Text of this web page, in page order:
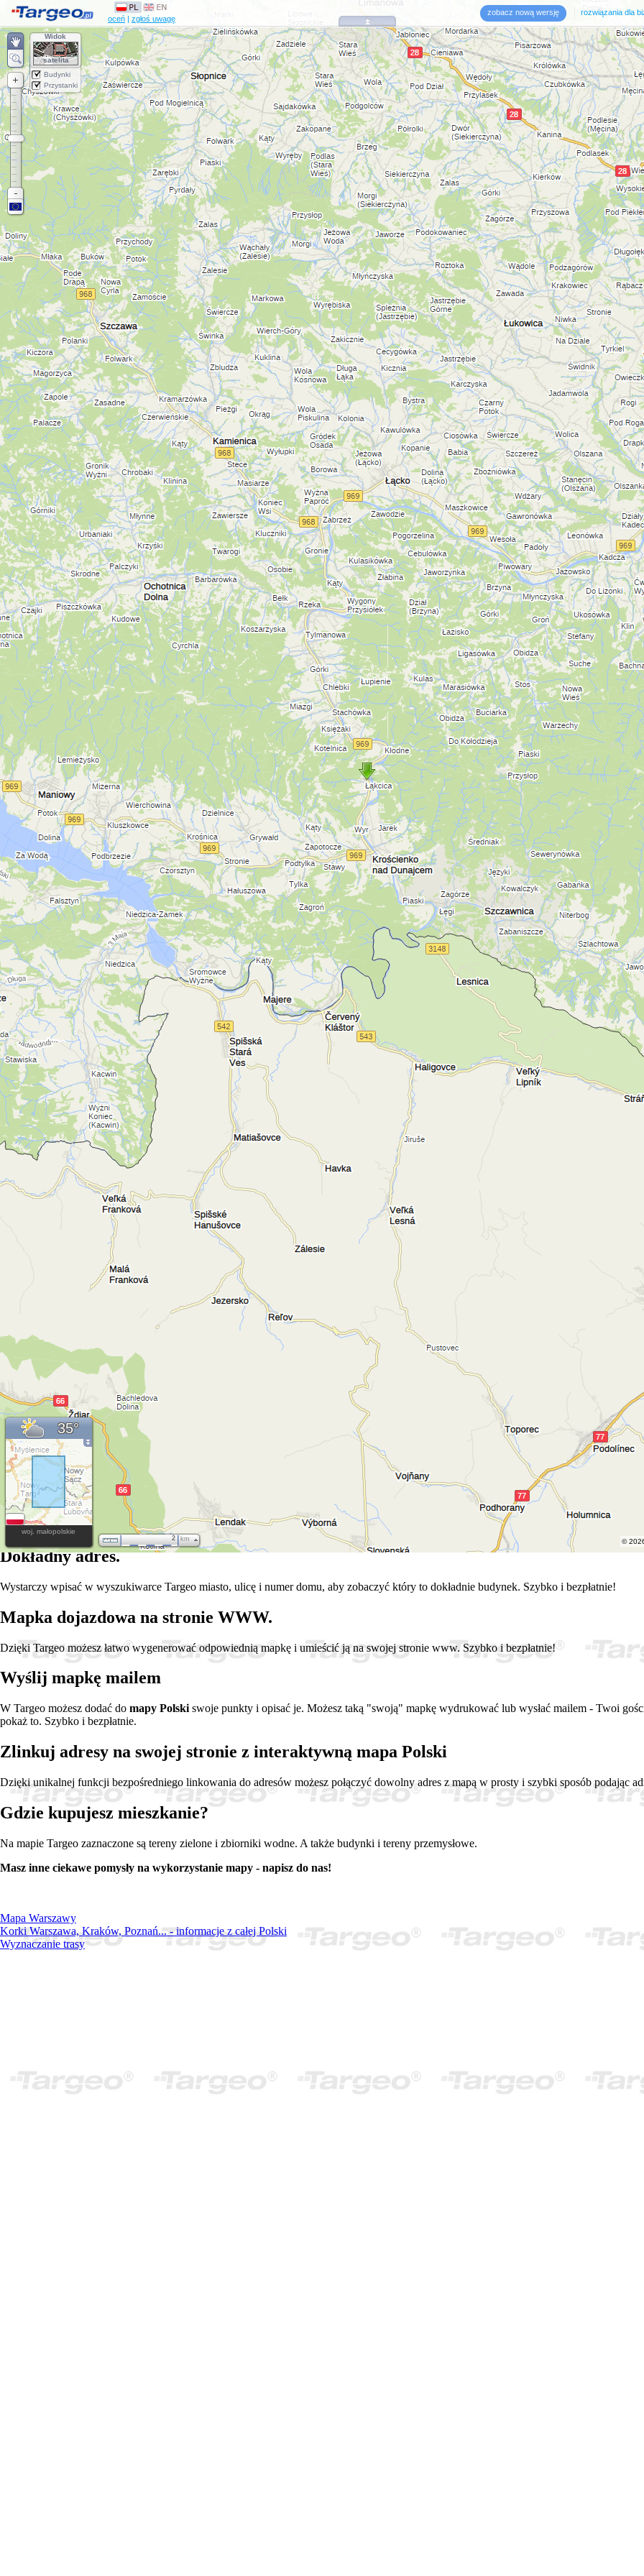
©
©
2 km
zobacz nową wersję rozwiązania dla
oceń | zgłoś uwagę
Widok
satelita
Budynki
Przystanki
woj. małopolskie
35°
Mapa Polski
Mapa PolskiTargeo - jedyna mapa Polski z obrysami budynków i adresami punktowymi. Bankomaty, noclegi, utrudnienia na drodze, mapa
Jak wykorzystać Targeo?
Dokładny adres.
Wystarczy wpisać w wyszukiwarce Targeo miasto, ulicę i numer domu, aby zobaczyć który to dokładnie budynek. Szybko i bezpłatnie!
Mapka dojazdowa na stronie WWW.
Dzięki Targeo możesz łatwo wygenerować odpowiednią mapkę i umieścić ją na swojej stronie www. Szybko i bezpłatnie!
Wyślij mapkę mailem
W Targeo możesz dodać do mapy Polski swoje punkty i opisać je. Możesz taką "swoją" mapkę wydrukować lub wysłać mailem - Twoi
pokaż to. Szybko i bezpłatnie.
Zlinkuj adresy na swojej stronie z interaktywną mapa Polski
Dzięki unikalnej funkcji bezpośredniego linkowania do adresów możesz połączyć dowolny adres z mapą w prosty i szybki sposób podając
Gdzie kupujesz mieszkanie?
Na mapie Targeo zaznaczone są tereny zielone i zbiorniki wodne. A także budynki i tereny przemysłowe.
Masz inne ciekawe pomysły na wykorzystanie mapy - napisz do nas!
Mapa Warszawy
Korki Warszawa, Kraków, Poznań... - informacje z całej Polski
Wyznaczanie trasy